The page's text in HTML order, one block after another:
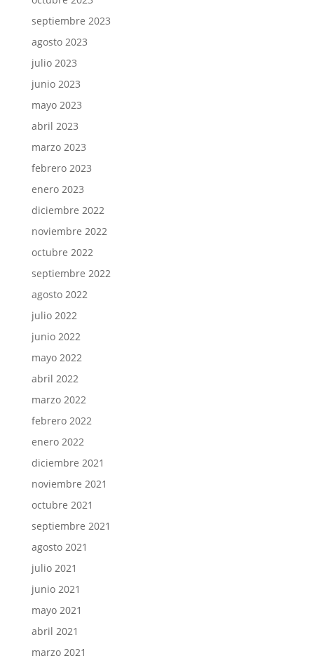
septiembre 2023
agosto 2023
julio 2023
junio 2023
mayo 2023
abril 2023
marzo 2023
febrero 2023
enero 2023
diciembre 2022
noviembre 2022
octubre 2022
septiembre 2022
agosto 2022
julio 2022
junio 2022
mayo 2022
abril 2022
marzo 2022
febrero 2022
enero 2022
diciembre 2021
noviembre 2021
octubre 2021
septiembre 2021
agosto 2021
julio 2021
junio 2021
mayo 2021
abril 2021
marzo 2021